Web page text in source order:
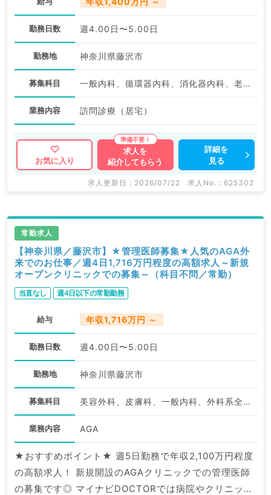
勤務日数 週4.00日〜5.00日
勤務地 神奈川県藤沢市
募集科目 一般内科、循環器内科、消化器内科、老年内科、外科系全般、一般外科
業務内容 訪問診療（居宅）
お気に入り
求人を
紹介してもらう
詳細を
見る
求人更新日 : 2026/07/22 求人No. : 625302
常勤求人
【神奈川県／藤沢市】★管理医師募集★人気のAGA外
来でのお仕事／週4日1,716万円程度の高額求人～新規
オープンクリニックでの募集～（科目不問／常勤）
当直なし 週4日以下の常勤勤務
給与 年収1,716万円 ～
勤務日数 週4.00日〜5.00日
勤務地 神奈川県藤沢市
募集科目 美容外科、皮膚科、一般内科、外科系全般、一般外科、美容皮膚科、科目不問
業務内容 AGA
★おすすめポイント★ 週5日勤務で年収2,100万円程度
の高額求人！ 新規開設のAGAクリニックでの管理医師
の募集です◎ マイナビDOCTORでは病院やクリニック